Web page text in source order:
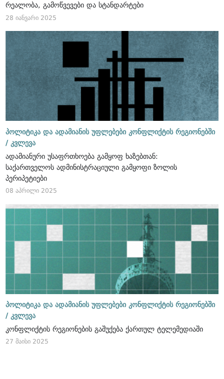
რეალობა, გამოწვევები და სტანდარტები
28 იანვარი 2025
პოლიტიკა და ადამიანის უფლებები კონფლიქტის რეგიონებში
/ კვლევა
ადამიანური უსაფრთხოება გამყოფ ხაზებთან:
საქართველოს ადმინისტრაციული გამყოფი ზოლის
პერიპეტიები
08 აპრილი 2025
პოლიტიკა და ადამიანის უფლებები კონფლიქტის რეგიონებში
/ კვლევა
კონფლიქტის რეგიონების გაშუქება ქართულ ტელემედიაში
27 მაისი 2025